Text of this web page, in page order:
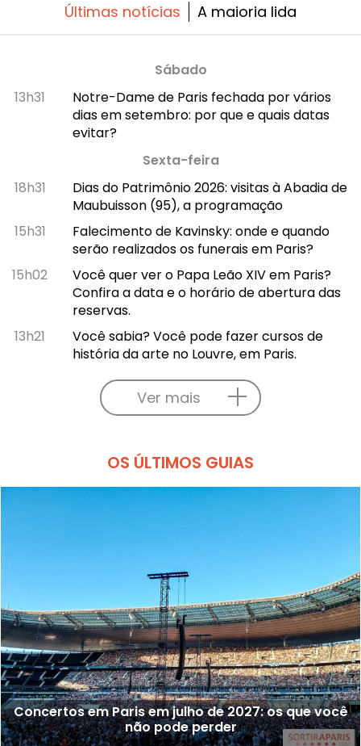
Últimas notícias A maioria lida
Sábado
13h31
Notre-Dame de Paris fechada por vários
dias em setembro: por que e quais datas
evitar?
Sexta-feira
18h31
Dias do Patrimônio 2026: visitas à Abadia de
Maubuisson (95), a programação
15h31
Falecimento de Kavinsky: onde e quando
serão realizados os funerais em Paris?
15h02
Você quer ver o Papa Leão XIV em Paris?
Confira a data e o horário de abertura das
reservas.
13h21
Você sabia? Você pode fazer cursos de
história da arte no Louvre, em Paris.
Ver mais
OS ÚLTIMOS GUIAS
Concertos em Paris em julho de 2027: os que você
não pode perder